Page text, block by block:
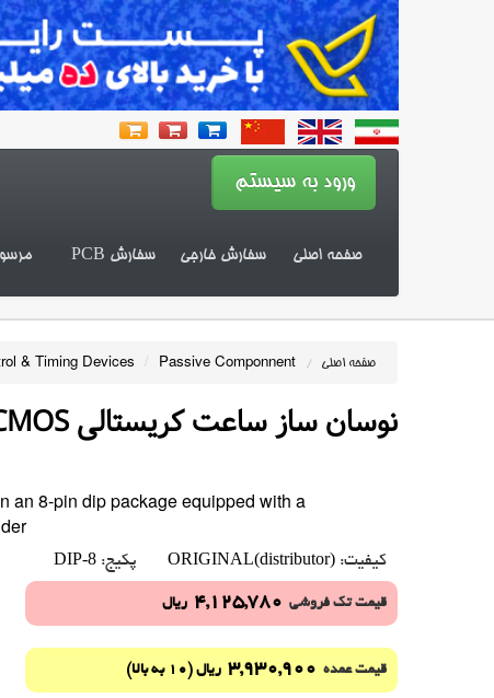
صفحه اصلی سفارش خارجی سفارش PCB
صفحه اصلی /
Passive Componnent
/
& Timing Devices
نوسان ساز ساعت کریستالی CMOS
an 8-pin dip package equipped with a
کیفیت: ORIGINAL(distributor) پکیج: DIP-8
قیمت تک فروشی 4,125,780 ریال
قیمت عمده 3,930,900 ریال (10 به بالا)